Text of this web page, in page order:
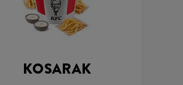
KOSARAK